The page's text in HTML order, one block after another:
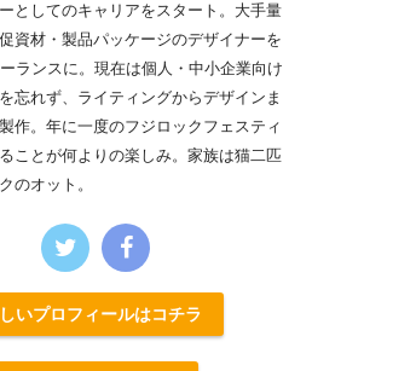
としてのキャリアをスタート。大手量
資材・製品パッケージのデザイナーを
ランスに。現在は個人・中小企業向け
忘れず、ライティングからデザインま
作。年に一度のフジロックフェスティ
ことが何よりの楽しみ。家族は猫二匹
のオット。
いプロフィールはコチラ